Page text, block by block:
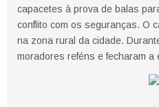
capacetes à prova de balas
conflito com os seguranças. O
na zona rural da cidade.
moradores reféns e fecharam a